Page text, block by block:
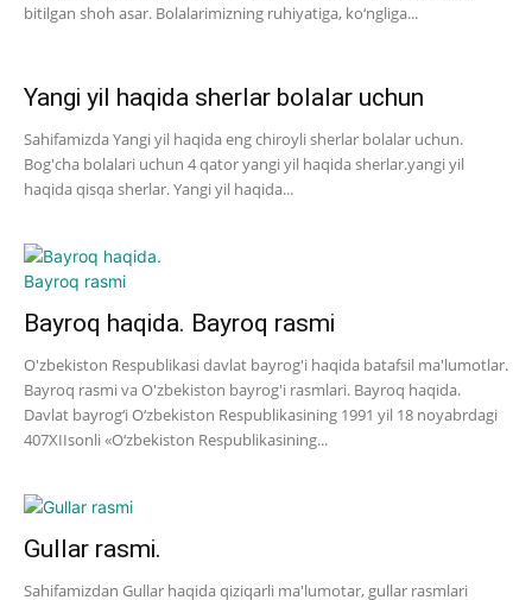
bitilgan shoh asar. Bolalarimizning ruhiyatiga, ko‘ngliga...
Yangi yil haqida sherlar bolalar uchun
Sahifamizda Yangi yil haqida eng chiroyli sherlar bolalar uchun.
Bog'cha bolalari uchun 4 qator yangi yil haqida sherlar.yangi yil
haqida qisqa sherlar. Yangi yil haqida...
Bayroq haqida. Bayroq rasmi
O'zbekiston Respublikasi davlat bayrog'i haqida batafsil ma'lumotlar.
Bayroq rasmi va O'zbekiston bayrog'i rasmlari. Bayroq haqida.
Davlat bayrog‘i O‘zbekiston Respublikasining 1991 yil 18 noyabrdagi
407­XII­sonli «O‘zbekiston Respublikasining...
Gullar rasmi.
Sahifamizdan Gullar haqida qiziqarli ma'lumotar, gullar rasmlari